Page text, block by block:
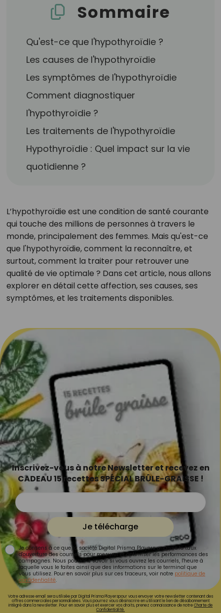
Sommaire
Qu'est-ce que l'hypothyroïdie ?
Les causes de l'hypothyroïdie
Les symptômes de l'hypothyroïdie
Comment diagnostiquer
l'hypothyroïdie ?
Les traitements de l'hypothyroïdie
Hypothyroïdie : Quel impact sur la vie
quotidienne ?
L’hypothyroïdie est une condition de santé courante
qui touche des millions de personnes à travers le
monde, principalement des femmes. Mais qu'est-ce
que l'hypothyroïdie, comment la reconnaître, et
surtout, comment la traiter pour retrouver une
qualité de vie optimale ? Dans cet article, nous allons
explorer en détail cette affection, ses causes, ses
symptômes, et les traitements disponibles.
Inscrivez-vous à notre Newsletter et recevez en
CADEAU 15 recettes SPÉCIAL BRÛLE-GRAISSE !
Je télécharge
Je consens à ce que la société Digital Prisma Players analyse le taux
d'ouverture des courriels pour mesurer et optimiser les performances des
campagnes. Nous pourrons savoir si vous ouvrez les courriels, l'heure à
laquelle vous le faites ainsi que des informations sur le terminal que
vous utilisez. Pour en savoir plus sur ces traceurs, voir notre politique de
confidentialité.
Votre adresse email sera utilisée par Digital Prisma Playerspour vous envoyer votre newsletter contenant des
offres commerciales personnalisées. Vous pourrez vous désinscrire en utilisant le lien de désabonnement
intégré dans la newsletter. Pour en savoir plus et exercer vos droits, prenez connaissance de notreCharte de
Confidentialité.